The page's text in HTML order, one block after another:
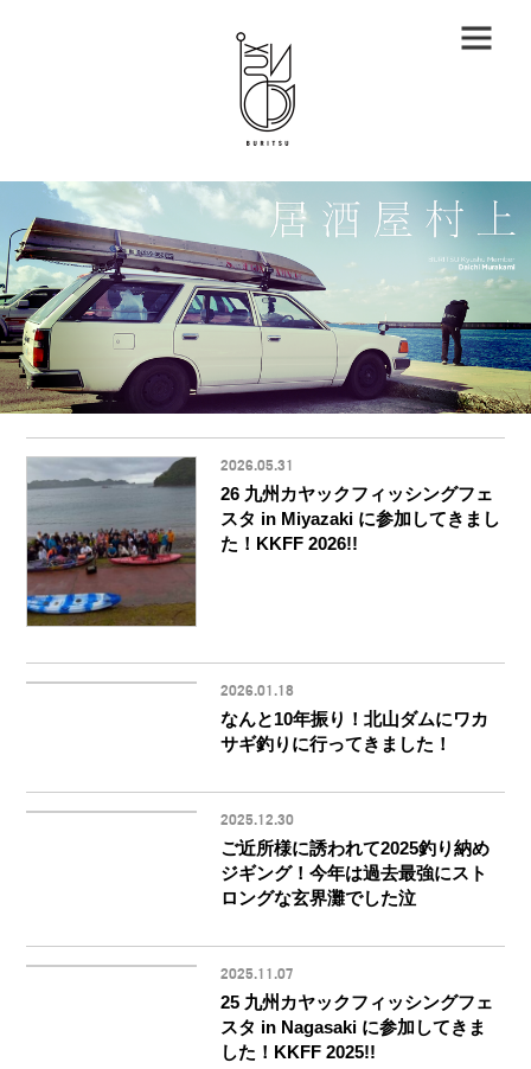
2026.05.31
26 九州カヤックフィッシングフェ
スタ in Miyazaki に参加してきまし
た！KKFF 2026!!
2026.01.18
なんと10年振り！北山ダムにワカ
サギ釣りに行ってきました！
2025.12.30
ご近所様に誘われて2025釣り納め
ジギング！今年は過去最強にスト
ロングな玄界灘でした泣
2025.11.07
25 九州カヤックフィッシングフェ
スタ in Nagasaki に参加してきま
した！KKFF 2025!!